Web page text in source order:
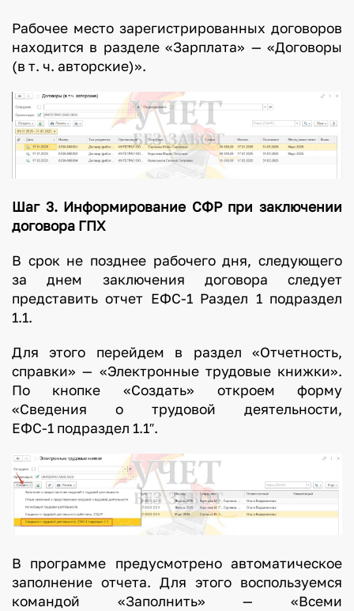
Рабочее место зарегистрированных договоров
находится в разделе «Зарплата» — «Договоры
(в т. ч. авторские)».
Шаг 3. Информирование СФР при заключении
договора ГПХ
В срок не позднее рабочего дня, следующего
за днем заключения договора следует
представить отчет ЕФС-1 Раздел 1 подраздел
1.1.
Для этого перейдем в раздел «Отчетность,
справки» — «Электронные трудовые книжки».
По кнопке «Создать» откроем форму
«Сведения о трудовой деятельности,
ЕФС-1 подраздел 1.1″.
В программе предусмотрено автоматическое
заполнение отчета. Для этого воспользуемся
командой «Заполнить» — «Всеми